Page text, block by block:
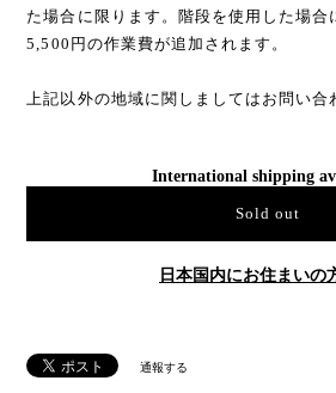
た場合に限ります。階段を使用した場合
5,500円の作業費が追加されます。
上記以外の地域に関しましてはお問い合
International shipping
Sold out
日本国内にお住まいの
通報する